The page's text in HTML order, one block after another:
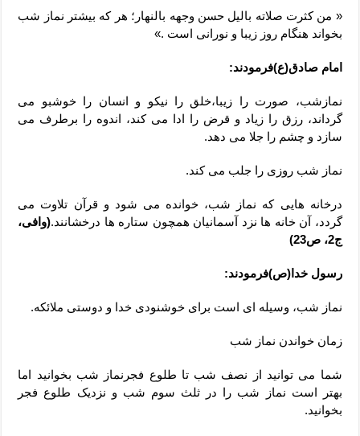
« من کثرت صلاته بالیل حسن وجهه بالنهار؛ هر که بیشتر نماز شب
بخواند هنگام روز زیبا و نورانی است .»
امام صادق(ع)فرمودند:
نمازشب، صورت را زیبا،خلق را نیکو و انسان را خوشبو می
گرداند، رزق را زیاد و قرض را ادا می کند، اندوه را برطرف می
سازد و چشم را جلا می دهد.
نماز شب روزی را جلب می کند.
درخانه هایی که نماز شب، خوانده می شود و قرآن تلاوت می
گردد، آن خانه ها نزد آسمانیان همچون ستاره ها درخشانند.(وافی،
ج2، ص23)
رسول خدا(ص)فرمودند:
نماز شب، وسیله ای است برای خوشنودی خدا و دوستی ملائکه.
زمان خواندن نماز شب
شما می توانید از نصف شب تا طلوع فجرنماز شب بخوانید اما
بهتر است نماز شب را در ثلث سوم شب و نزدیک طلوع فجر
بخوانید.